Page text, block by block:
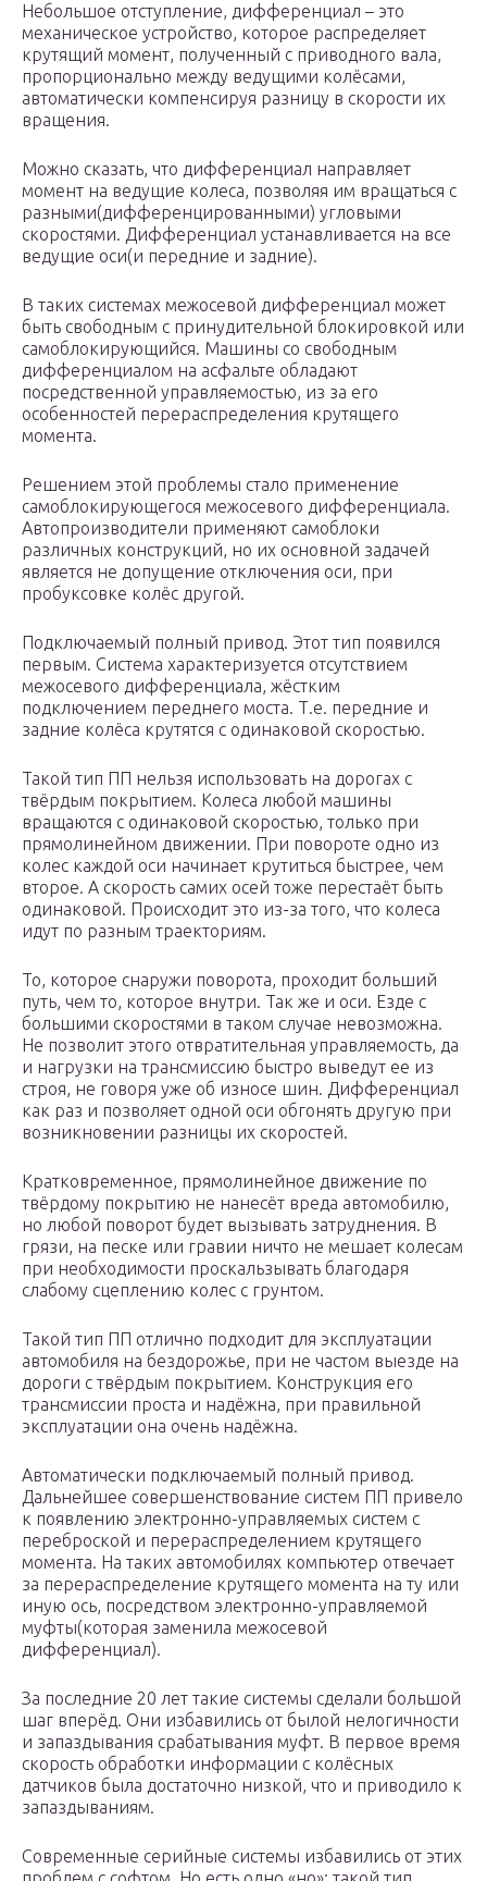
Небольшое отступление, дифференциал – это
механическое устройство, которое распределяет
крутящий момент, полученный с приводного вала,
пропорционально между ведущими колёсами,
автоматически компенсируя разницу в скорости их
вращения.
Можно сказать, что дифференциал направляет
момент на ведущие колеса, позволяя им вращаться с
разными(дифференцированными) угловыми
скоростями. Дифференциал устанавливается на все
ведущие оси(и передние и задние).
В таких системах межосевой дифференциал может
быть свободным с принудительной блокировкой или
самоблокирующийся. Машины со свободным
дифференциалом на асфальте обладают
посредственной управляемостью, из за его
особенностей перераспределения крутящего
момента.
Решением этой проблемы стало применение
самоблокирующегося межосевого дифференциала.
Автопроизводители применяют самоблоки
различных конструкций, но их основной задачей
является не допущение отключения оси, при
пробуксовке колёс другой.
Подключаемый полный привод. Этот тип появился
первым. Система характеризуется отсутствием
межосевого дифференциала, жёстким
подключением переднего моста. Т.е. передние и
задние колёса крутятся с одинаковой скоростью.
Такой тип ПП нельзя использовать на дорогах с
твёрдым покрытием. Колеса любой машины
вращаются с одинаковой скоростью, только при
прямолинейном движении. При повороте одно из
колес каждой оси начинает крутиться быстрее, чем
второе. А скорость самих осей тоже перестаёт быть
одинаковой. Происходит это из-за того, что колеса
идут по разным траекториям.
То, которое снаружи поворота, проходит больший
путь, чем то, которое внутри. Так же и оси. Езде с
большими скоростями в таком случае невозможна.
Не позволит этого отвратительная управляемость, да
и нагрузки на трансмиссию быстро выведут ее из
строя, не говоря уже об износе шин. Дифференциал
как раз и позволяет одной оси обгонять другую при
возникновении разницы их скоростей.
Кратковременное, прямолинейное движение по
твёрдому покрытию не нанесёт вреда автомобилю,
но любой поворот будет вызывать затруднения. В
грязи, на песке или гравии ничто не мешает колесам
при необходимости проскальзывать благодаря
слабому сцеплению колес с грунтом.
Такой тип ПП отлично подходит для эксплуатации
автомобиля на бездорожье, при не частом выезде на
дороги с твёрдым покрытием. Конструкция его
трансмиссии проста и надёжна, при правильной
эксплуатации она очень надёжна.
Автоматически подключаемый полный привод.
Дальнейшее совершенствование систем ПП привело
к появлению электронно-управляемых систем с
переброской и перераспределением крутящего
момента. На таких автомобилях компьютер отвечает
за перераспределение крутящего момента на ту или
иную ось, посредством электронно-управляемой
муфты(которая заменила межосевой
дифференциал).
За последние 20 лет такие системы сделали большой
шаг вперёд. Они избавились от былой нелогичности
и запаздывания срабатывания муфт. В первое время
скорость обработки информации с колёсных
датчиков была достаточно низкой, что и приводило к
запаздываниям.
Современные серийные системы избавились от этих